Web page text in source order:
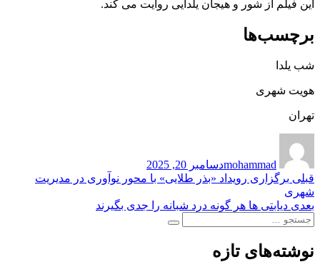
این فیلم از شور و هیجان یلدایی روایت می کند.
برچسب‌ها
شب یلدا
هویت شهری
تهران
mohammadدر
دسامبر 20, 2025
راهبری
نوشته
قبلی نوشته
قبلی:
برگزاری رویداد «بذر طلایی» با محور نوآوری در مدیریت
شهری
بعدی نوشته
بعدی:
دیابتی ها هر گونه درد شبانه را جدی بگیرند
جستجو
جستجو
نوشته‌های تازه